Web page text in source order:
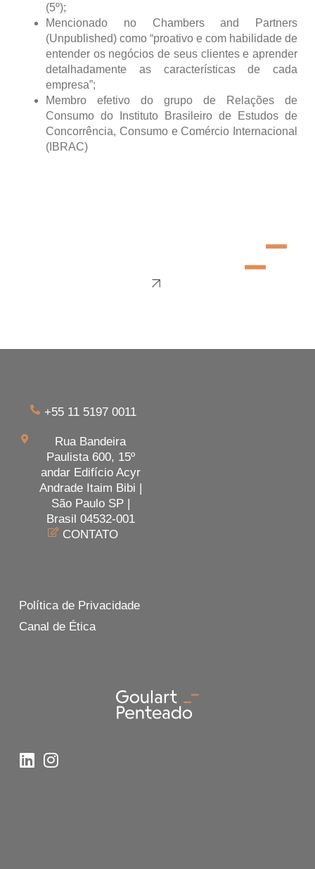
(5º);
Mencionado no Chambers and Partners
(Unpublished) como “proativo e com habilidade de
entender os negócios de seus clientes e aprender
detalhadamente as características de cada
empresa”;
Membro efetivo do grupo de Relações de
Consumo do Instituto Brasileiro de Estudos de
Concorrência, Consumo e Comércio Internacional
(IBRAC)
+55 11 5197 0011
Rua Bandeira
Paulista 600, 15º
andar Edifício Acyr
Andrade Itaim Bibi |
São Paulo SP |
Brasil 04532-001
CONTATO
Política de Privacidade
Canal de Ética